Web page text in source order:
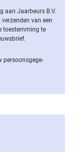
aan Jaarbeurs B.V.
van een
toestemming te
per­soons­ge­ge­